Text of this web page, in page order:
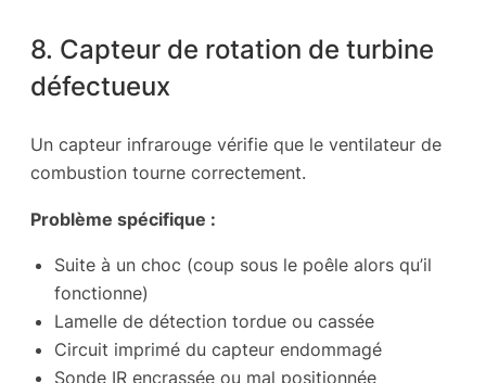
8. Capteur de rotation de turbine
défectueux
Un capteur infrarouge vérifie que le ventilateur de
combustion tourne correctement.
Problème spécifique :
Suite à un choc (coup sous le poêle alors qu’il
fonctionne)
Lamelle de détection tordue ou cassée
Circuit imprimé du capteur endommagé
Sonde IR encrassée ou mal positionnée